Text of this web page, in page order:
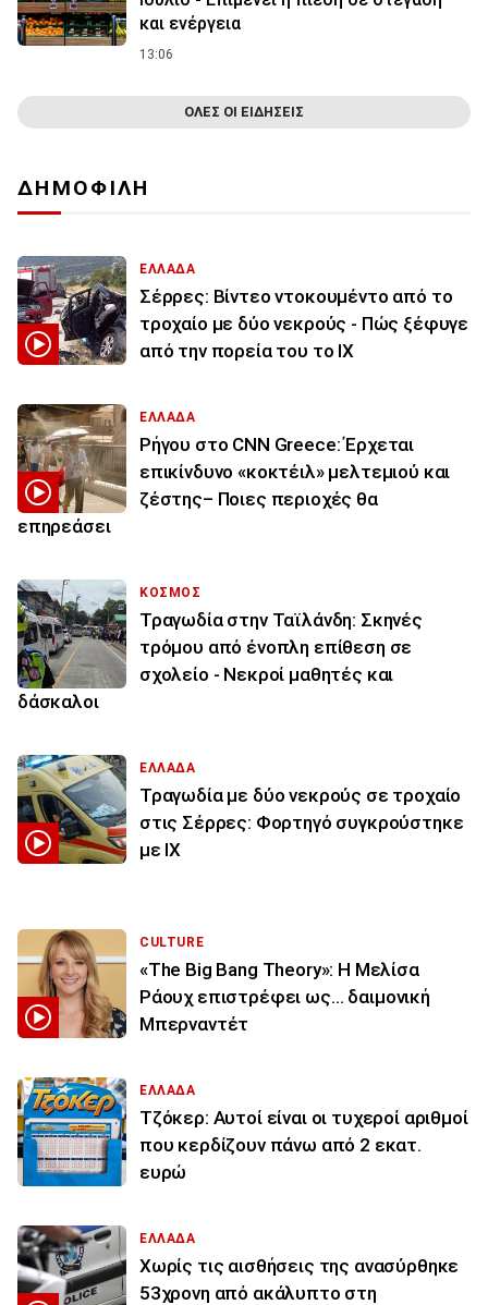
και ενέργεια
13:06
ΟΛΕΣ ΟΙ ΕΙΔΗΣΕΙΣ
ΔΗΜΟΦΙΛΗ
ΕΛΛΑΔΑ
Σέρρες: Βίντεο ντοκουμέντο από το
τροχαίο με δύο νεκρούς - Πώς ξέφυγε
από την πορεία του το ΙΧ
ΕΛΛΑΔΑ
Ρήγου στο CNN Greece: Έρχεται
επικίνδυνο «κοκτέιλ» μελτεμιού και
ζέστης– Ποιες περιοχές θα
επηρεάσει
ΚΟΣΜΟΣ
Τραγωδία στην Ταϊλάνδη: Σκηνές
τρόμου από ένοπλη επίθεση σε
σχολείο - Νεκροί μαθητές και
δάσκαλοι
ΕΛΛΑΔΑ
Τραγωδία με δύο νεκρούς σε τροχαίο
στις Σέρρες: Φορτηγό συγκρούστηκε
με ΙΧ
CULTURE
«The Big Bang Theory»: Η Μελίσα
Ράουχ επιστρέφει ως… δαιμονική
Μπερναντέτ
ΕΛΛΑΔΑ
Τζόκερ: Αυτοί είναι οι τυχεροί αριθμοί
που κερδίζουν πάνω από 2 εκατ.
ευρώ
ΕΛΛΑΔΑ
Χωρίς τις αισθήσεις της ανασύρθηκε
53χρονη από ακάλυπτο στη